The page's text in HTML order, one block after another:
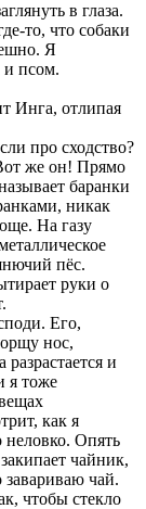
в глаза.
то, что собаки
Я
и псом.
Инга, отлипая
про сходство?
же он! Прямо
баранки
никак
На газу
пёс.
руки о
Его,
нос,
и
я тоже
как я
неловко. Опять
чайник,
чай.
чтобы стекло